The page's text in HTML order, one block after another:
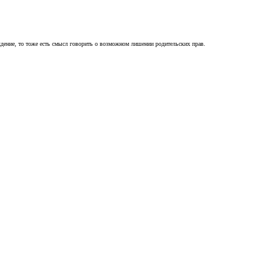
то тоже есть смысл говорить о возможном лишении родительских прав.